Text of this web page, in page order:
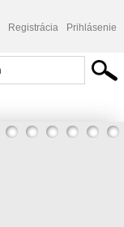
Registrácia Prihlásenie